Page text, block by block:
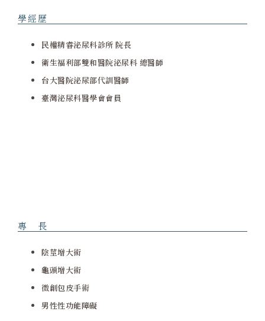
學經歷
民權精睿泌尿科診所 院長
衛生福利部雙和醫院泌尿科 總醫師
台大醫院泌尿部代訓醫師
臺灣泌尿科醫學會會員
專 長
陰莖增大術
龜頭增大術
微創包皮手術
男性性功能障礙